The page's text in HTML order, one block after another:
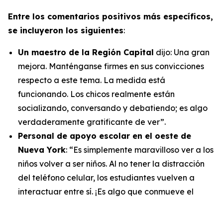
Entre los comentarios positivos más específicos,
se incluyeron los siguientes:
Un maestro de la Región Capital dijo: Una gran
mejora. Manténganse firmes en sus convicciones
respecto a este tema. La medida está
funcionando. Los chicos realmente están
socializando, conversando y debatiendo; es algo
verdaderamente gratificante de ver”.
Personal de apoyo escolar en el oeste de
Nueva York: “Es simplemente maravilloso ver a los
niños volver a ser niños. Al no tener la distracción
del teléfono celular, los estudiantes vuelven a
interactuar entre sí. ¡Es algo que conmueve el